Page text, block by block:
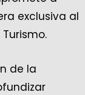
exclusiva al
de la